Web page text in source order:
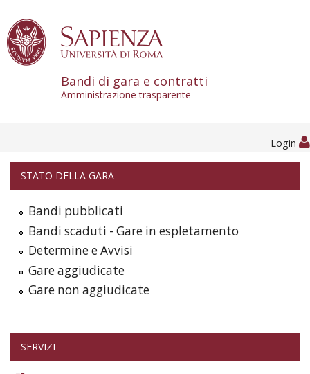
Bandi di gara e contratti
Amministrazione trasparente
Login
STATO DELLA GARA
Bandi pubblicati
Bandi scaduti - Gare in espletamento
Determine e Avvisi
Gare aggiudicate
Gare non aggiudicate
SERVIZI